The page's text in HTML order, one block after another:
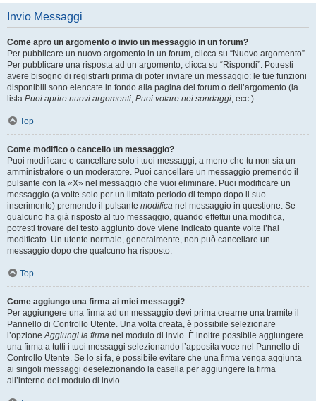
Invio Messaggi
Come apro un argomento o invio un messaggio in un forum?
Per pubblicare un nuovo argomento in un forum, clicca su “Nuovo argomento”.
Per pubblicare una risposta ad un argomento, clicca su “Rispondi”. Potresti
avere bisogno di registrarti prima di poter inviare un messaggio: le tue funzioni
disponibili sono elencate in fondo alla pagina del forum o dell’argomento (la
lista Puoi aprire nuovi argomenti, Puoi votare nei sondaggi, ecc.).
Top
Come modifico o cancello un messaggio?
Puoi modificare o cancellare solo i tuoi messaggi, a meno che tu non sia un
amministratore o un moderatore. Puoi cancellare un messaggio premendo il
pulsante con la «X» nel messaggio che vuoi eliminare. Puoi modificare un
messaggio (a volte solo per un limitato periodo di tempo dopo il suo
inserimento) premendo il pulsante modifica nel messaggio in questione. Se
qualcuno ha già risposto al tuo messaggio, quando effettui una modifica,
potresti trovare del testo aggiunto dove viene indicato quante volte l’hai
modificato. Un utente normale, generalmente, non può cancellare un
messaggio dopo che qualcuno ha risposto.
Top
Come aggiungo una firma ai miei messaggi?
Per aggiungere una firma ad un messaggio devi prima crearne una tramite il
Pannello di Controllo Utente. Una volta creata, è possibile selezionare
l’opzioneAggiungi la firma nel modulo di invio. È inoltre possibile aggiungere
una firma a tutti i tuoi messaggi selezionando l’apposita voce nel Pannello di
Controllo Utente. Se lo si fa, è possibile evitare che una firma venga aggiunta
ai singoli messaggi deselezionando la casella per aggiungere la firma
all’interno del modulo di invio.